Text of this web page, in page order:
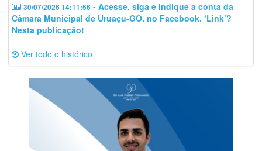
30/07/2026 14:11:56 - Acesse, siga e indique a conta da
Câmara Municipal de Uruaçu-GO. no Facebook. ‘Link’?
Nesta publicação!
Ver todo o histórico